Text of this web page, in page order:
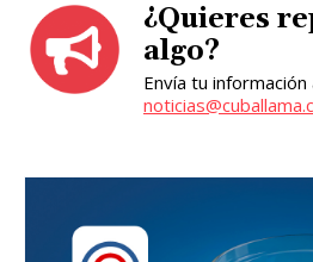
¿Quieres
algo?
Envía tu información